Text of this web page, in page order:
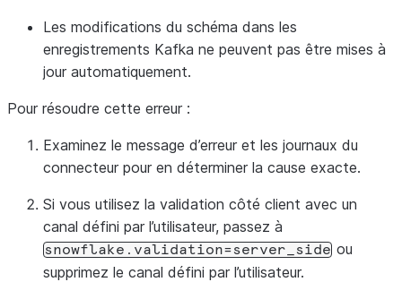
Les modifications du schéma dans les
enregistrements Kafka ne peuvent pas être mises à
jour automatiquement.
Pour résoudre cette erreur :
Examinez le message d’erreur et les journaux du
connecteur pour en déterminer la cause exacte.
Si vous utilisez la validation côté client avec un
canal défini par l’utilisateur, passez à
snowflake.validation=server_side ou
supprimez le canal défini par l’utilisateur.